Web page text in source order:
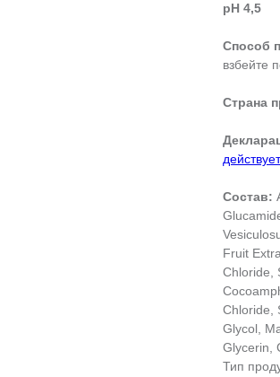
pH 4,5
Способ
взбейте
Страна
Состав:
Fruit
Chloride,
Chloride,
Glycol,
Glycerin,
Тип